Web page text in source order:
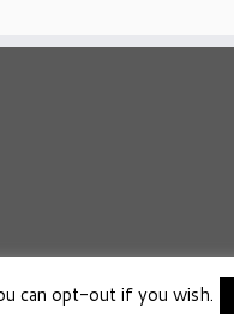
Customizr thema ·
can opt-out if you wish.